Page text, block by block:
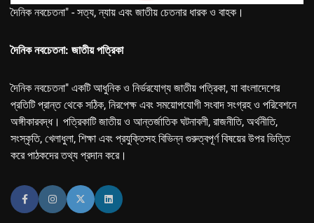
দৈনিক নবচেতনা" - সত্য, ন্যায় এবং জাতীয় চেতনার ধারক ও বাহক।
দৈনিক নবচেতনা: জাতীয় পত্রিকা
দৈনিক নবচেতনা" একটি আধুনিক ও নির্ভরযোগ্য জাতীয় পত্রিকা, যা বাংলাদেশের
প্রতিটি প্রান্ত থেকে সঠিক, নিরপেক্ষ এবং সময়োপযোগী সংবাদ সংগ্রহ ও পরিবেশনে
অঙ্গীকারবদ্ধ। পত্রিকাটি জাতীয় ও আন্তর্জাতিক ঘটনাবলী, রাজনীতি, অর্থনীতি,
সংস্কৃতি, খেলাধুলা, শিক্ষা এবং প্রযুক্তিসহ বিভিন্ন গুরুত্বপূর্ণ বিষয়ের উপর ভিত্তি
করে পাঠকদের তথ্য প্রদান করে।